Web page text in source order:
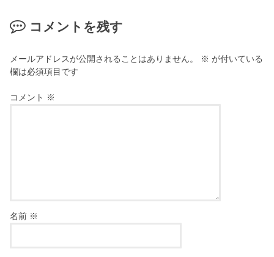
コメントを残す
メールアドレスが公開されることはありません。 ※ が付いている
欄は必須項目です
コメント ※
名前 ※